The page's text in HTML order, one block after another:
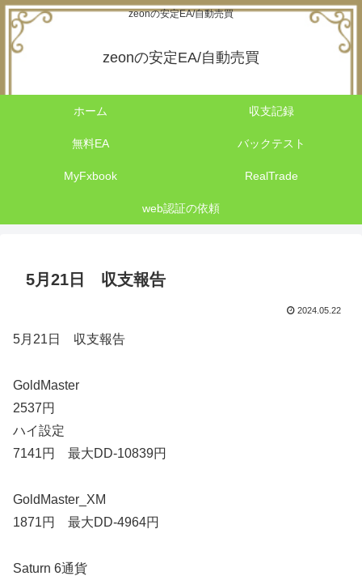
zeonの安定EA/自動売買
zeonの安定EA/自動売買
ホーム 収支記録
無料EA バックテスト
MyFxbook RealTrade
web認証の依頼
5月21日 収支報告
2024.05.22
5月21日 収支報告
GoldMaster
2537円
ハイ設定
7141円 最大DD-10839円
GoldMaster_XM
1871円 最大DD-4964円
Saturn 6通貨